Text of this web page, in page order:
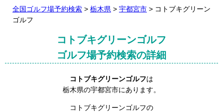
全国ゴルフ場予約検索 > 栃木県 > 宇都宮市 > コトブキグリーン
ゴルフ
コトブキグリーンゴルフ
ゴルフ場予約検索の詳細
コトブキグリーンゴルフは
栃木県の宇都宮市にあります。
コトブキグリーンゴルフの